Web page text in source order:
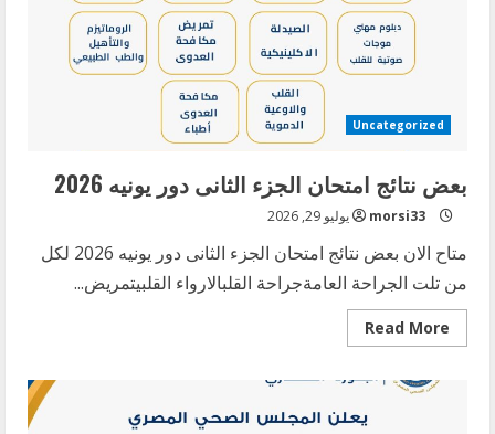
Uncategorized
بعض نتائج امتحان الجزء الثانى دور يونيه 2026
morsi33 يوليو 29, 2026
متاح الان بعض نتائج امتحان الجزء الثانى دور يونيه 2026 لكل
من تلت الجراحة العامةجراحة القلبالارواء القلبيتمريض...
Read More
Read
more
نتائج
الجزء